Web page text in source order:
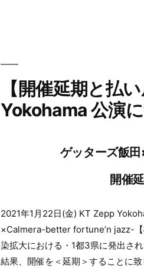
【開催延期と払
Yokohama 公演
ゲッターズ飯
開催
2021年1月22日(金) KT Zepp
×Calmera-better fortune’n jazz-【
染拡大における・1都3県に発出さ
結果、開催を＜延期＞することに致